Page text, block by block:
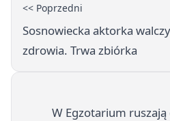
<< Poprzedni
Sosnowiecka aktorka
zdrowia. Trwa zbiórka
W Egzotarium